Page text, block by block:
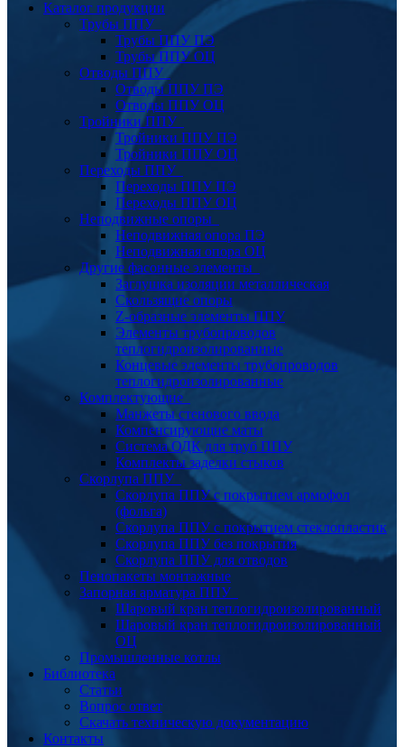
Каталог продукции
Трубы ППУ
Трубы ППУ ПЭ
Трубы ППУ ОЦ
Отводы ППУ
Отводы ППУ ПЭ
Отводы ППУ ОЦ
Тройники ППУ
Тройники ППУ ПЭ
Тройники ППУ ОЦ
Переходы ППУ
Переходы ППУ ПЭ
Переходы ППУ ОЦ
Неподвижные опоры
Неподвижная опора ПЭ
Неподвижная опора ОЦ
Другие фасонные элементы
Заглушка изоляции металлическая
Скользящие опоры
Z-образные элементы ППУ
Элементы трубопроводов
теплогидроизолированные
Концевые элементы трубопроводов
теплогидроизолированные
Комплектующие
Манжеты стенового ввода
Компенсирующие маты
Система ОДК для труб ППУ
Комплекты заделки стыков
Скорлупа ППУ
Скорлупа ППУ с покрытием армофол
(фольга)
Скорлупа ППУ с покрытием стеклопластик
Скорлупа ППУ без покрытия
Скорлупа ППУ для отводов
Пенопакеты монтажные
Запорная арматура ППУ
Шаровый кран теплогидроизолированный
Шаровый кран теплогидроизолированный
ОЦ
Промышленные котлы
Библиотека
Статьи
Вопрос ответ
Скачать техническую документацию
Контакты